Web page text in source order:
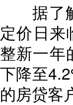
据了解
定价日来
整新一年
下降至
的房贷客